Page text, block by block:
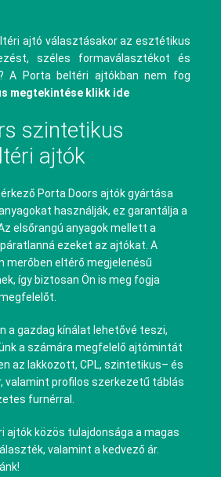
ajtó választásakor az esztétikus
széles formaválasztékot és
A Porta beltéri ajtókban nem fog
megtekintése klikk ide
szintetikus
ajtók
Porta Doors ajtók gyártása
használják, ez garantálja a
elsőrangú anyagok mellett a
ezeket az ajtókat. A
merőben eltérő megjelenésű
így biztosan Ön is meg fogja
a gazdag kínálat lehetővé teszi,
a számára megfelelő ajtómintát
az lakkozott, CPL, szintetikus– és
valamint profilos szerkezetű táblás
furnérral.
ajtók közös tulajdonsága a magas
valamint a kedvező ár.